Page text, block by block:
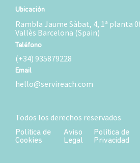
Ubicación
Rambla Jaume Sàbat, 4, 1ª planta
Vallès Barcelona (Spain)
Teléfono
(+34) 935879228
Email
hello@servireach.com
Todos los derechos reservados
Política de
Cookies
Aviso
Legal
Política de
Privacidad